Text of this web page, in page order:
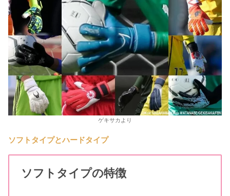
ゲキサカより
ソフトタイプとハードタイプ
ソフトタイプの特徴